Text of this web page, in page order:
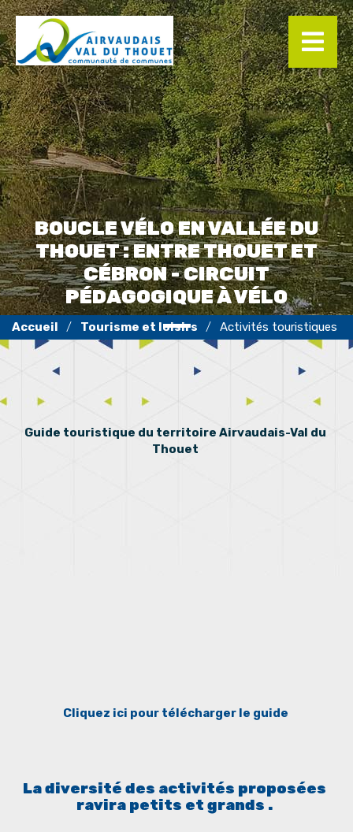
Tourisme et loisirs Activités touristiques
Guide touristique du territoire Airvaudais-Val du
Thouet
Cliquez ici pour télécharger le guide
La diversité des activités proposées
ravira petits et grands .
BOUCLE VÉLO EN VALLÉE DU
THOUET : ENTRE THOUET ET
CÉBRON - CIRCUIT
PÉDAGOGIQUE À VÉLO
Panneau de gestion des cookies